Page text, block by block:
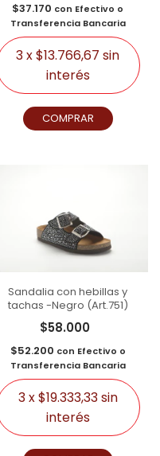
$37.170 con Efectivo o
Transferencia Bancaria
3x$13.766,67 sin
interés
COMPRAR
Sandalia con hebillas y
tachas -Negro (Art.751)
$58.000
$52.200 con Efectivo o
Transferencia Bancaria
3x$19.333,33sin
interés